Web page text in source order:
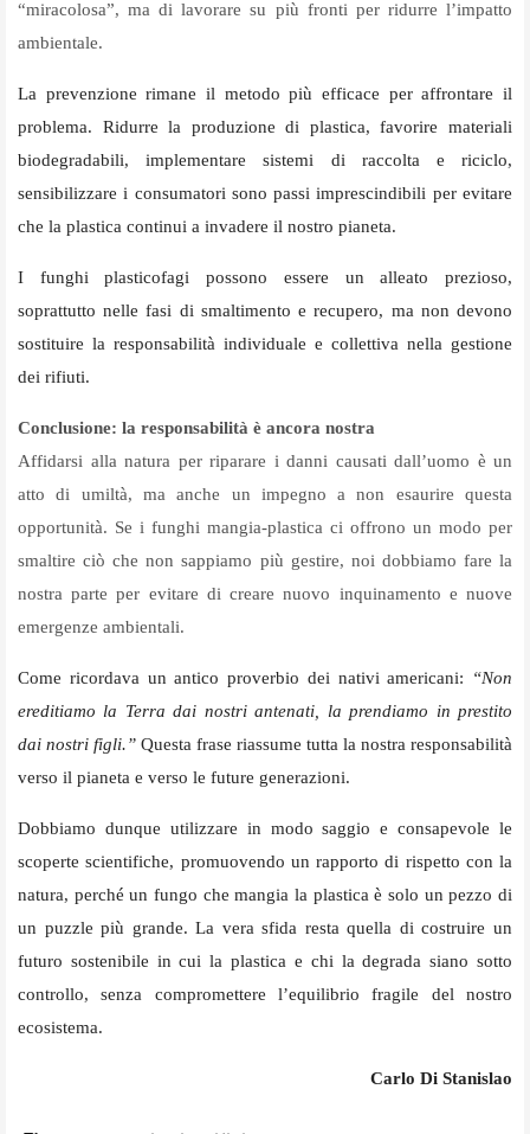
“miracolosa”, ma di lavorare su più fronti per ridurre l’impatto
ambientale.
La prevenzione rimane il metodo più efficace per affrontare il
problema. Ridurre la produzione di plastica, favorire materiali
biodegradabili, implementare sistemi di raccolta e riciclo,
sensibilizzare i consumatori sono passi imprescindibili per evitare
che la plastica continui a invadere il nostro pianeta.
I funghi plasticofagi possono essere un alleato prezioso,
soprattutto nelle fasi di smaltimento e recupero, ma non devono
sostituire la responsabilità individuale e collettiva nella gestione
dei rifiuti.
Conclusione: la responsabilità è ancora nostra
Affidarsi alla natura per riparare i danni causati dall’uomo è un
atto di umiltà, ma anche un impegno a non esaurire questa
opportunità. Se i funghi mangia-plastica ci offrono un modo per
smaltire ciò che non sappiamo più gestire, noi dobbiamo fare la
nostra parte per evitare di creare nuovo inquinamento e nuove
emergenze ambientali.
Come ricordava un antico proverbio dei nativi americani:
“Non
ereditiamo la Terra dai nostri antenati, la prendiamo in prestito
dai nostri figli.” Questa frase riassume tutta la nostra responsabilità
verso il pianeta e verso le future generazioni.
Dobbiamo dunque utilizzare in modo saggio e consapevole le
scoperte scientifiche, promuovendo un rapporto di rispetto con la
natura, perché un fungo che mangia la plastica è solo un pezzo di
un puzzle più grande. La vera sfida resta quella di costruire un
futuro sostenibile in cui la plastica e chi la degrada siano sotto
controllo, senza compromettere l’equilibrio fragile del nostro
ecosistema.
Carlo Di Stanislao